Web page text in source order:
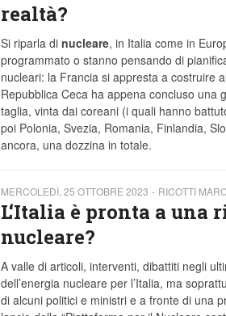
realtà?
Si riparla di nucleare, in Italia come in
programmato o stanno pensando di
nucleari: la Francia si appresta a costruire
Repubblica Ceca ha appena concluso una
taglia, vinta dai coreani (i quali hanno
poi Polonia, Svezia, Romania, Finlandia,
ancora, una dozzina in totale.
MERCOLEDÌ, 25 OTTOBRE 2023 RICOTTI
L‘Italia è pronta a una
nucleare?
A valle di articoli, interventi, dibattiti negli
dell’energia nucleare per l’Italia, ma
di alcuni politici e ministri e a fronte di una